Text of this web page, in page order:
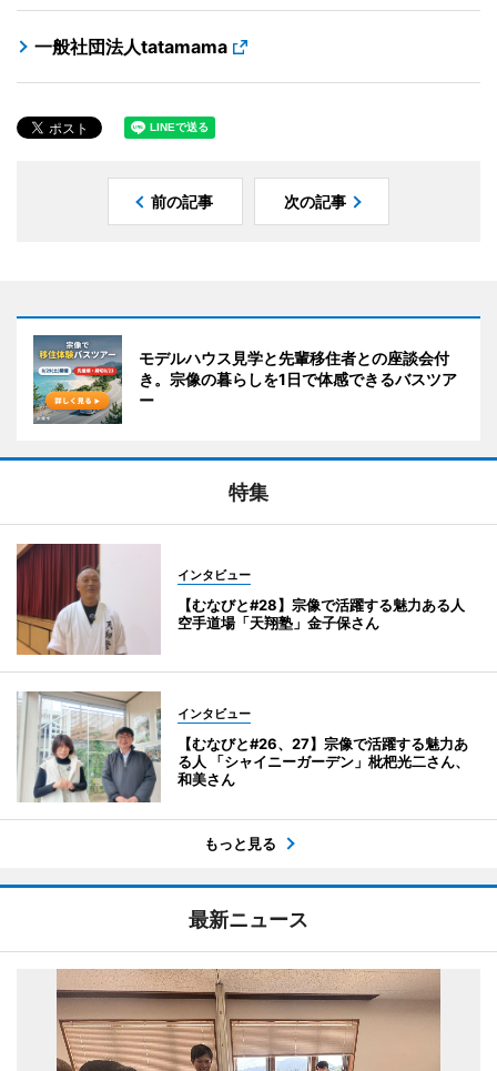
一般社団法人tatamama
前の記事 次の記事
モデルハウス見学と先輩移住者との座談会付
き。宗像の暮らしを1日で体感できるバスツア
ー
特集
インタビュー
【むなびと#28】宗像で活躍する魅力ある人
空手道場「天翔塾」金子保さん
インタビュー
【むなびと#26、27】宗像で活躍する魅力あ
る人 「シャイニーガーデン」枇杷光二さん、
和美さん
もっと見る
最新ニュース